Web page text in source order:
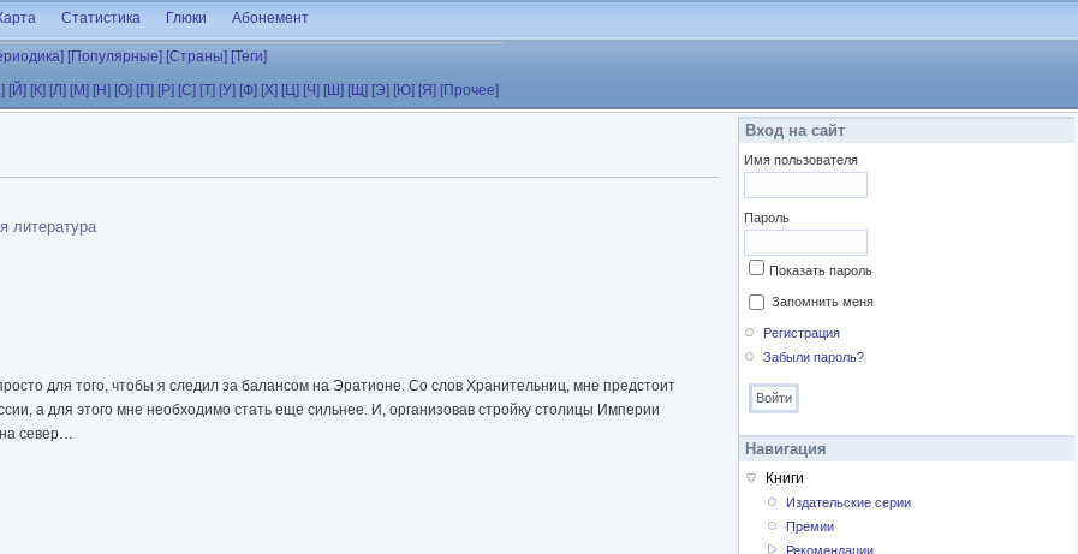
Статистика Глюки Абонемент
[Популярные] [Страны] [Теги]
[Й] [К] [Л] [М] [Н] [О] [П] [Р] [С] [Т] [У] [Ф] [Х] [Ц] [Ч] [Ш] [Щ] [Э] [Ю] [Я] [Прочее]
литература
для того, чтобы я следил за балансом на Эратионе. Со слов Хранительниц, мне предстоит
а для этого мне необходимо стать еще сильнее. И, организовав стройку столицы Империи
север…
Вход на сайт
Имя пользователя
Пароль
Показать пароль
Запомнить меня
Регистрация
Забыли пароль?
Навигация
Книги
Издательские серии
Премии
Рекомендации